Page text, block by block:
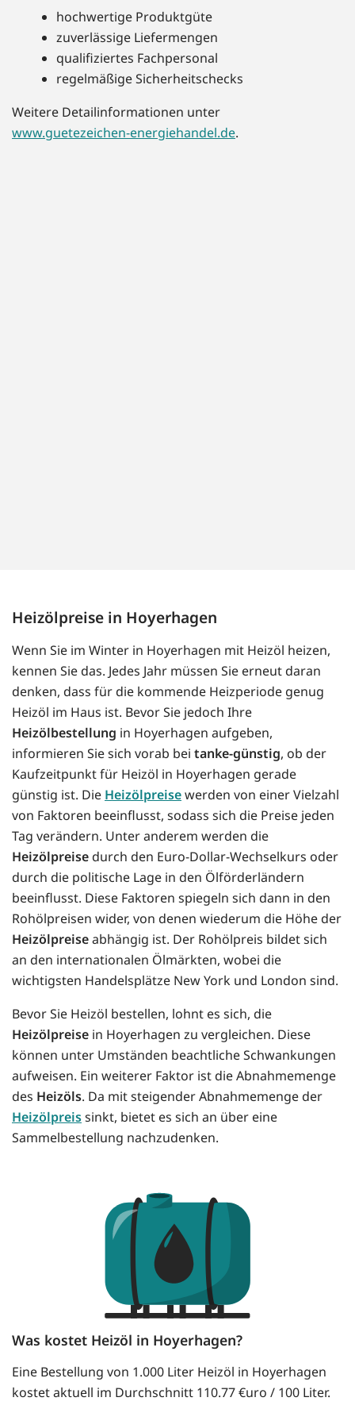
hochwertige Produktgüte
zuverlässige Liefermengen
qualifiziertes Fachpersonal
regelmäßige Sicherheitschecks
Weitere Detailinformationen unter
www.guetezeichen-energiehandel.de.
Heizölpreise in Hoyerhagen
Wenn Sie im Winter in Hoyerhagen mit Heizöl heizen,
kennen Sie das. Jedes Jahr müssen Sie erneut daran
denken, dass für die kommende Heizperiode genug
Heizöl im Haus ist. Bevor Sie jedoch Ihre
Heizölbestellung in Hoyerhagen aufgeben,
informieren Sie sich vorab bei tanke-günstig, ob der
Kaufzeitpunkt für Heizöl in Hoyerhagen gerade
günstig ist. Die Heizölpreisewerden von einer Vielzahl
von Faktoren beeinflusst, sodass sich die Preise jeden
Tag verändern. Unter anderem werden die
Heizölpreise durch den Euro-Dollar-Wechselkurs oder
durch die politische Lage in den Ölförderländern
beeinflusst. Diese Faktoren spiegeln sich dann in den
Rohölpreisen wider, von denen wiederum die Höhe der
Heizölpreiseabhängig ist. Der Rohölpreis bildet sich
an den internationalen Ölmärkten, wobei die
wichtigsten Handelsplätze New York und London sind.
Bevor Sie Heizöl bestellen, lohnt es sich, die
Heizölpreise in Hoyerhagen zu vergleichen. Diese
können unter Umständen beachtliche Schwankungen
aufweisen. Ein weiterer Faktor ist die Abnahmemenge
des Heizöls. Da mit steigender Abnahmemenge der
Heizölpreissinkt, bietet es sich an über eine
Sammelbestellung nachzudenken.
Was kostet Heizöl in Hoyerhagen?
Eine Bestellung von 1.000 Liter Heizöl in Hoyerhagen
kostet aktuell im Durchschnitt 110.77 €uro / 100 Liter.